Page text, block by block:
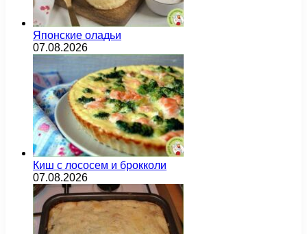
Японские оладьи
07.08.2026
Киш с лососем и брокколи
07.08.2026